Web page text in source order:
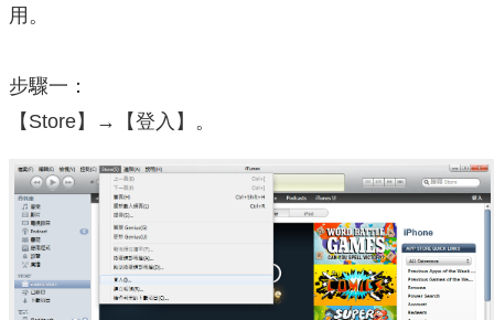
用。
步驟一：
【Store】→【登入】。